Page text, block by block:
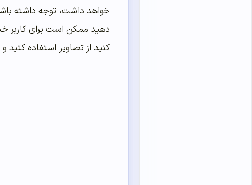
خواهد داشت، توجه داشته
دهید ممکن است برای کاربر
کنید از تصاویر استفاده